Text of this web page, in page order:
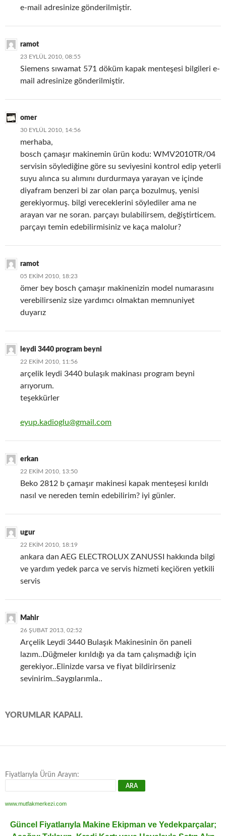
e-mail adresinize gönderilmiştir.
ramot
23 EYLÜL 2010, 08:55
Siemens sıwamat 571 döküm kapak menteşesi bilgileri e-
mail adresinize gönderilmiştir.
omer
30 EYLÜL 2010, 14:56
merhaba,
bosch çamaşır makinemin ürün kodu: WMV2010TR/04
servisin söylediğine göre su seviyesini kontrol edip yeterli
suyu alınca su alımını durdurmaya yarayan ve içinde
diyafram benzeri bi zar olan parça bozulmuş, yenisi
gerekiyormuş. bilgi vereceklerini söylediler ama ne
arayan var ne soran. parçayı bulabilirsem, değiştirticem.
parçayı temin edebilirmisiniz ve kaça malolur?
ramot
05 EKIM 2010, 18:23
ömer bey bosch çamaşır makinenizin model numarasını
verebilirseniz size yardımcı olmaktan memnuniyet
duyarız
leydi 3440 program beyni
22 EKIM 2010, 11:56
arçelik leydi 3440 bulaşık makinası program beyni
arıyorum.
teşekkürler
eyup.kadioglu@gmail.com
erkan
22 EKIM 2010, 13:50
Beko 2812 b çamaşır makinesi kapak menteşesi kırıldı
nasıl ve nereden temin edebilirim? iyi günler.
ugur
22 EKIM 2010, 18:19
ankara dan AEG ELECTROLUX ZANUSSI hakkında bilgi
ve yardım yedek parca ve servis hizmeti keçiören yetkili
servis
Mahir
26 ŞUBAT 2013, 02:52
Arçelik Leydi 3440 Bulaşık Makinesinin ön paneli
lazım..Düğmeler kırıldığı ya da tam çalışmadığı için
gerekiyor..Elinizde varsa ve fiyat bildirirseniz
sevinirim..Saygılarımla..
YORUMLAR KAPALI.
Fiyatlarıyla Ürün Arayın:
www.mutfakmerkezi.com
Güncel Fiyatlarıyla Makine Ekipman ve Yedekparçalar;